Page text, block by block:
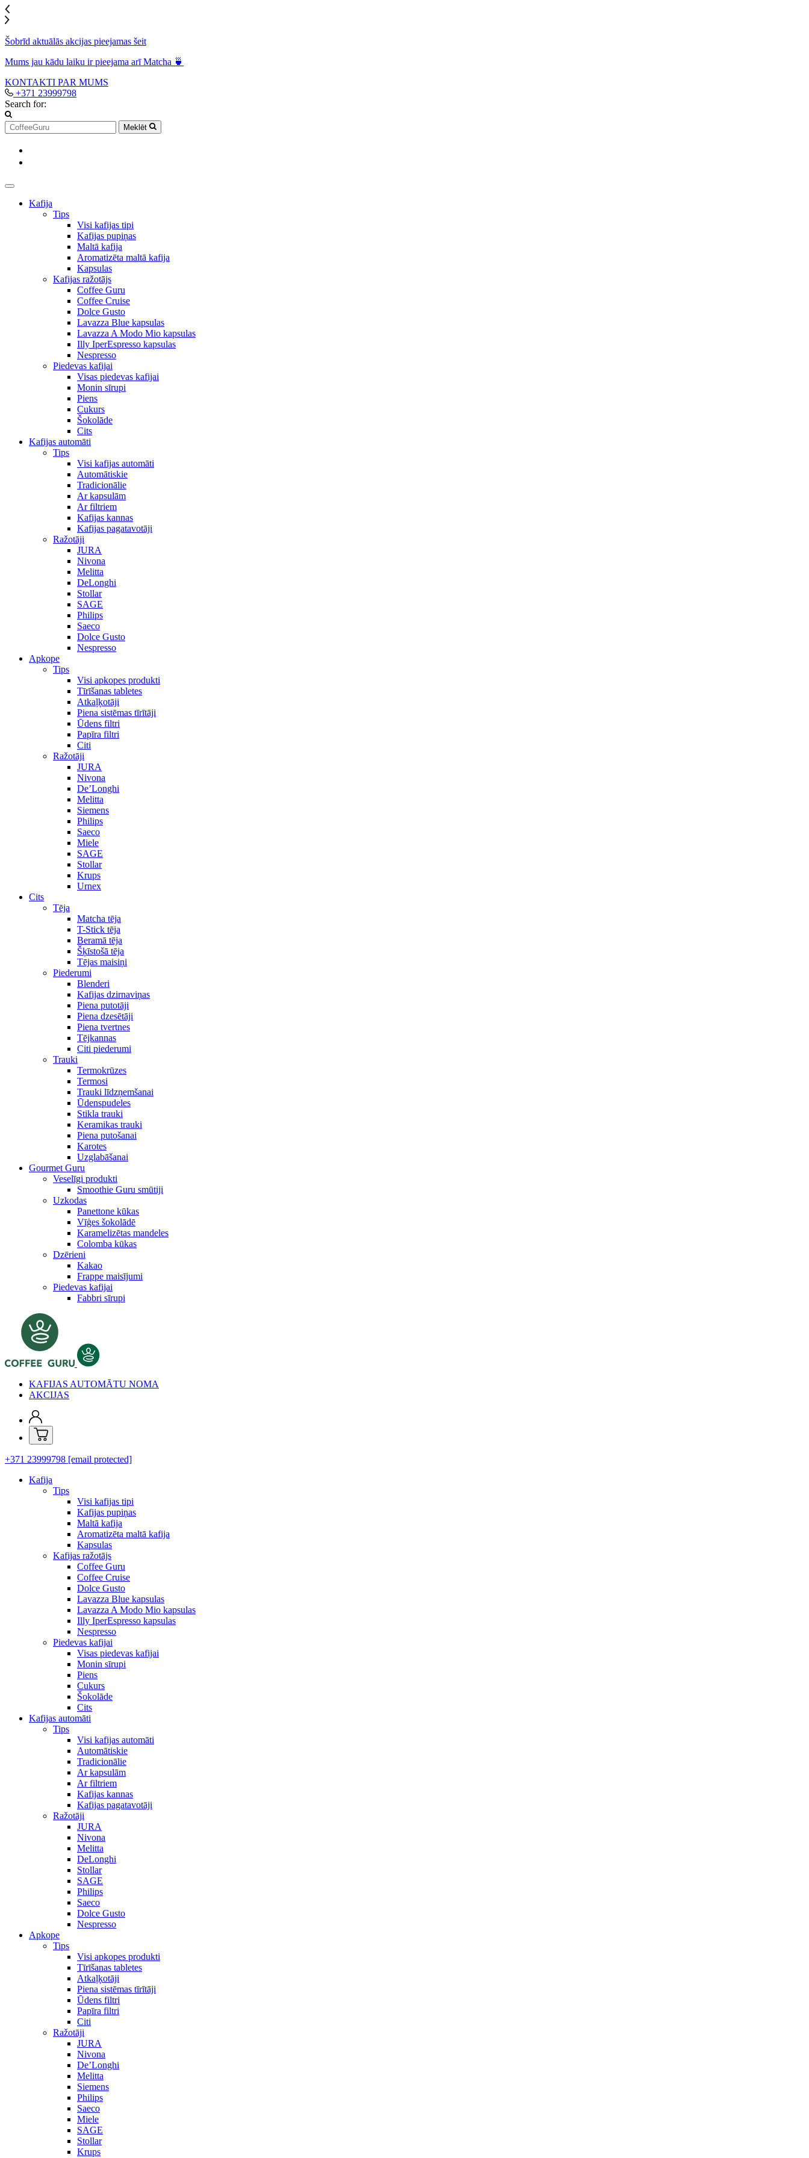
Šobrīd aktuālās akcijas pieejamas šeit
Mums jau kādu laiku ir pieejama arī Matcha 🍵
KONTAKTI PAR MUMS
+371 23999798
Search for:
Meklēt
Kafija
Tips
Visi kafijas tipi
Kafijas pupiņas
Maltā kafija
Aromatizēta maltā kafija
Kapsulas
Kafijas ražotājs
Coffee Guru
Coffee Cruise
Dolce Gusto
Lavazza Blue kapsulas
Lavazza A Modo Mio kapsulas
Illy IperEspresso kapsulas
Nespresso
Piedevas kafijai
Visas piedevas kafijai
Monin sīrupi
Piens
Cukurs
Šokolāde
Cits
Kafijas automāti
Tips
Visi kafijas automāti
Automātiskie
Tradicionālie
Ar kapsulām
Ar filtriem
Kafijas kannas
Kafijas pagatavotāji
Ražotāji
JURA
Nivona
Melitta
DeLonghi
Stollar
SAGE
Philips
Saeco
Dolce Gusto
Nespresso
Apkope
Tips
Visi apkopes produkti
Tīrīšanas tabletes
Atkaļķotāji
Piena sistēmas tīrītāji
Ūdens filtri
Papīra filtri
Citi
Ražotāji
JURA
Nivona
De’Longhi
Melitta
Siemens
Philips
Saeco
Miele
SAGE
Stollar
Krups
Urnex
Cits
Tēja
Matcha tēja
T-Stick tēja
Beramā tēja
Šķīstošā tēja
Tējas maisiņi
Piederumi
Blenderi
Kafijas dzirnaviņas
Piena putotāji
Piena dzesētāji
Piena tvertnes
Tējkannas
Citi piederumi
Trauki
Termokrūzes
Termosi
Trauki līdzņemšanai
Ūdenspudeles
Stikla trauki
Keramikas trauki
Piena putošanai
Karotes
Uzglabāšanai
Gourmet Guru
Veselīgi produkti
Smoothie Guru smūtiji
Uzkodas
Panettone kūkas
Vīģes šokolādē
Karamelizētas mandeles
Colomba kūkas
Dzērieni
Kakao
Frappe maisījumi
Piedevas kafijai
Fabbri sīrupi
KAFIJAS AUTOMĀTU NOMA
AKCIJAS
+371 23999798 [email protected]
Kafija
Tips
Visi kafijas tipi
Kafijas pupiņas
Maltā kafija
Aromatizēta maltā kafija
Kapsulas
Kafijas ražotājs
Coffee Guru
Coffee Cruise
Dolce Gusto
Lavazza Blue kapsulas
Lavazza A Modo Mio kapsulas
Illy IperEspresso kapsulas
Nespresso
Piedevas kafijai
Visas piedevas kafijai
Monin sīrupi
Piens
Cukurs
Šokolāde
Cits
Kafijas automāti
Tips
Visi kafijas automāti
Automātiskie
Tradicionālie
Ar kapsulām
Ar filtriem
Kafijas kannas
Kafijas pagatavotāji
Ražotāji
JURA
Nivona
Melitta
DeLonghi
Stollar
SAGE
Philips
Saeco
Dolce Gusto
Nespresso
Apkope
Tips
Visi apkopes produkti
Tīrīšanas tabletes
Atkaļķotāji
Piena sistēmas tīrītāji
Ūdens filtri
Papīra filtri
Citi
Ražotāji
JURA
Nivona
De’Longhi
Melitta
Siemens
Philips
Saeco
Miele
SAGE
Stollar
Krups